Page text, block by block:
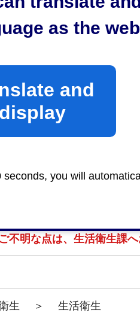
as the
and
seconds, you will
健所生活衛生課生活衛生係
249-3156
8時30分から午後5時15分ま
不明な点は、生活衛生課へ
生 ＞ 生活衛生